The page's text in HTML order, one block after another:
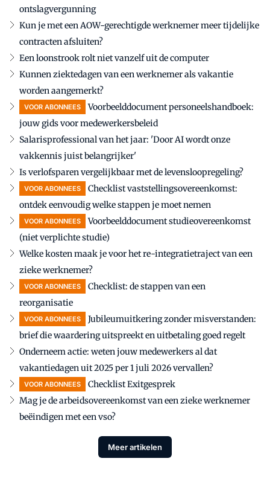
ontslagvergunning
Kun je met een AOW-gerechtigde werknemer meer tijdelijke
contracten afsluiten?
Een loonstrook rolt niet vanzelf uit de computer
Kunnen ziektedagen van een werknemer als vakantie
worden aangemerkt?
VOOR ABONNEES
Voorbeelddocument personeelshandboek:
jouw gids voor medewerkersbeleid
Salarisprofessional van het jaar: 'Door AI wordt onze
vakkennis juist belangrijker'
Is verlofsparen vergelijkbaar met de levensloopregeling?
VOOR ABONNEES
Checklist vaststellingsovereenkomst:
ontdek eenvoudig welke stappen je moet nemen
VOOR ABONNEES
Voorbeelddocument studieovereenkomst
(niet verplichte studie)
Welke kosten maak je voor het re-integratietraject van een
zieke werknemer?
VOOR ABONNEES
Checklist: de stappen van een
reorganisatie
VOOR ABONNEES
Jubileumuitkering zonder misverstanden:
brief die waardering uitspreekt en uitbetaling goed regelt
Onderneem actie: weten jouw medewerkers al dat
vakantiedagen uit 2025 per 1 juli 2026 vervallen?
VOOR ABONNEES
Checklist Exitgesprek
Mag je de arbeidsovereenkomst van een zieke werknemer
beëindigen met een vso?
Meer artikelen